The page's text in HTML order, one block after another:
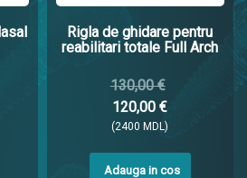
și protetice JD Nasal
Rigla de ghidare pentru
reabilitari totale Full Arch
130,00 €
120,00 €
(2400 MDL)
Adauga in cos